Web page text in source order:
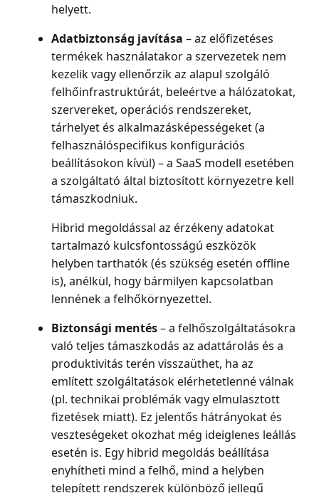
helyett.
Adatbiztonság javítása – az előfizetéses
termékek használatakor a szervezetek nem
kezelik vagy ellenőrzik az alapul szolgáló
felhőinfrastruktúrát, beleértve a hálózatokat,
szervereket, operációs rendszereket,
tárhelyet és alkalmazásképességeket (a
felhasználóspecifikus konfigurációs
beállításokon kívül) – a SaaS modell esetében
a szolgáltató által biztosított környezetre kell
támaszkodniuk.
Hibrid megoldással az érzékeny adatokat
tartalmazó kulcsfontosságú eszközök
helyben tarthatók (és szükség esetén offline
is), anélkül, hogy bármilyen kapcsolatban
lennének a felhőkörnyezettel.
Biztonsági mentés– a felhőszolgáltatásokra
való teljes támaszkodás az adattárolás és a
produktivitás terén visszaüthet, ha az
említett szolgáltatások elérhetetlenné válnak
(pl. technikai problémák vagy elmulasztott
fizetések miatt). Ez jelentős hátrányokat és
veszteségeket okozhat még ideiglenes leállás
esetén is. Egy hibrid megoldás beállítása
enyhítheti mind a felhő, mind a helyben
telepített rendszerek különböző jellegű